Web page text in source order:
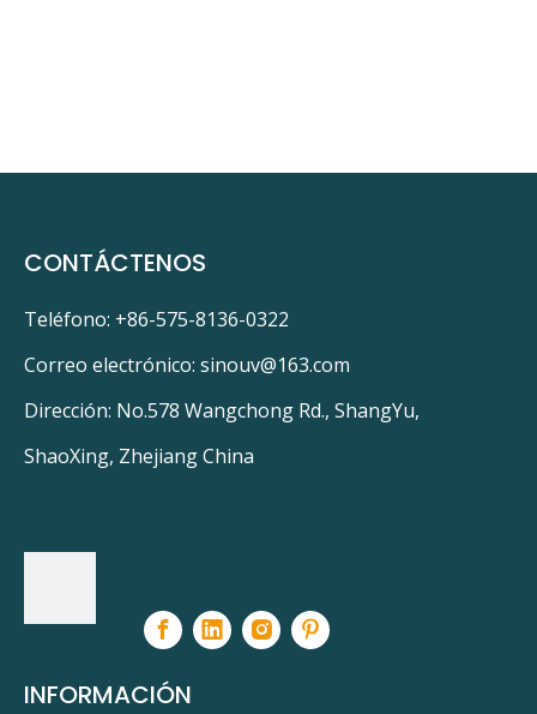
CONTÁCTENOS
Teléfono: +86-575-8136-0322
Correo electrónico: sinouv@163.com
Dirección: No.578 Wangchong Rd., ShangYu,
ShaoXing, Zhejiang China
INFORMACIÓN